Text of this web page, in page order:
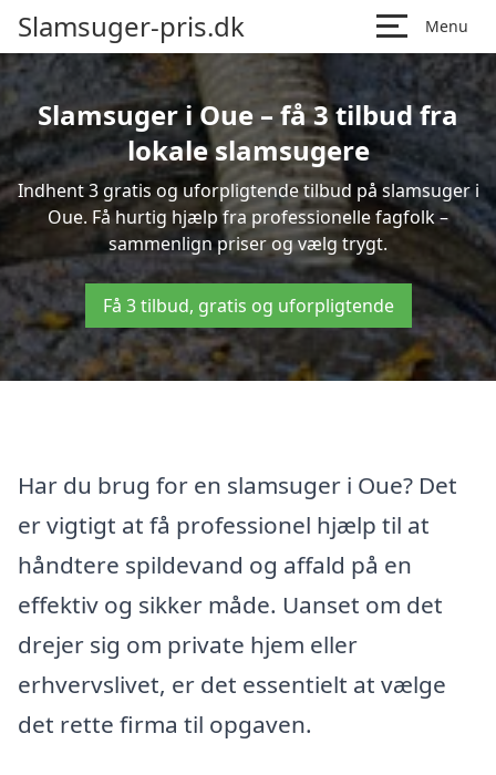
Slamsuger-pris.dk Menu
Slamsuger i Oue – få 3 tilbud fra
lokale slamsugere
Indhent 3 gratis og uforpligtende tilbud på slamsuger i
Oue. Få hurtig hjælp fra professionelle fagfolk –
sammenlign priser og vælg trygt.
Få 3 tilbud, gratis og uforpligtende
Har du brug for en slamsuger i Oue? Det
er vigtigt at få professionel hjælp til at
håndtere spildevand og affald på en
effektiv og sikker måde. Uanset om det
drejer sig om private hjem eller
erhvervslivet, er det essentielt at vælge
det rette firma til opgaven.